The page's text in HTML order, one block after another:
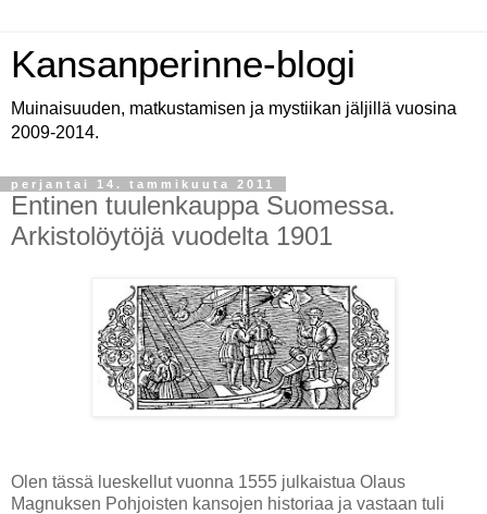
Kansanperinne-blogi
Muinaisuuden, matkustamisen ja mystiikan jäljillä vuosina
2009-2014.
perjantai 14. tammikuuta 2011
Entinen tuulenkauppa Suomessa.
Arkistolöytöjä vuodelta 1901
Olen tässä lueskellut vuonna 1555 julkaistua Olaus
Magnuksen Pohjoisten kansojen historiaa ja vastaan tuli